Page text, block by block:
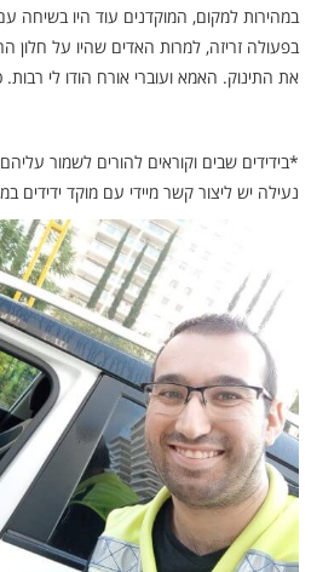
במהירות למקום, המוקדנים עוד היו בשיחה
בפעולה זריזה, למרות האדים שהיו על חלון
את התינוק. האמא ועוברי אורח הודו לי
*בידידים שבים וקוראים להורים לשמור
נעילה יש ליצור קשר מיידי עם מוקד ידידים במספר 1230 ללא